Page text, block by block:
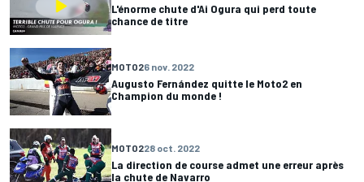
L'énorme chute d'Ai Ogura qui perd toute
chance de titre
MOTO26 nov. 2022
Augusto Fernández quitte le Moto2 en
Champion du monde !
MOTO228 oct. 2022
La direction de course admet une erreur après
la chute de Navarro